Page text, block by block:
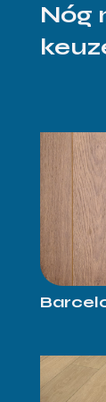
Nóg